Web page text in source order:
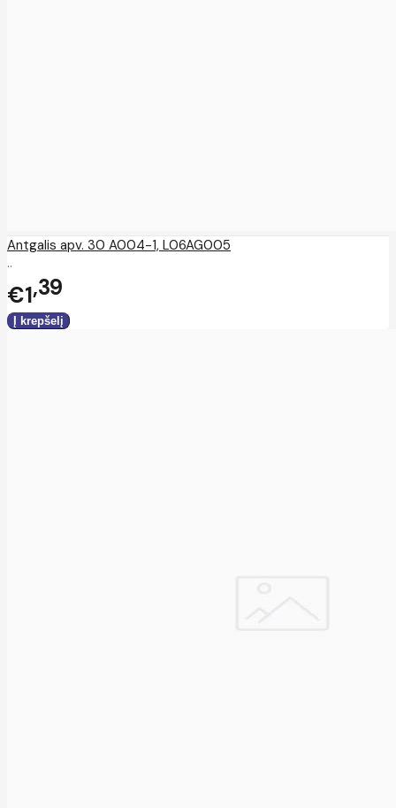
Antgalis apv. 30 A004-1, L06AG005
..
€1 39